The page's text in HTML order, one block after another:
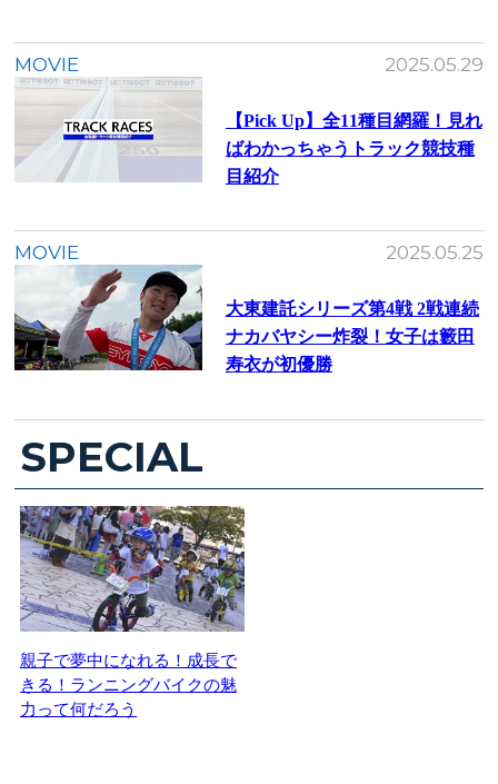
MOVIE 2025.05.29
【Pick Up】全11種目網羅！見れ
ばわかっちゃうトラック競技種
目紹介
MOVIE 2025.05.25
大東建託シリーズ第4戦 2戦連続
ナカバヤシー炸裂！女子は籔田
寿衣が初優勝
SPECIAL
親子で夢中になれる！成長で
きる！ランニングバイクの魅
力って何だろう